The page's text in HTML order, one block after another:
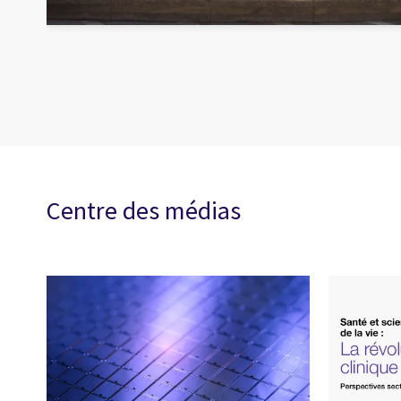
Centre des médias